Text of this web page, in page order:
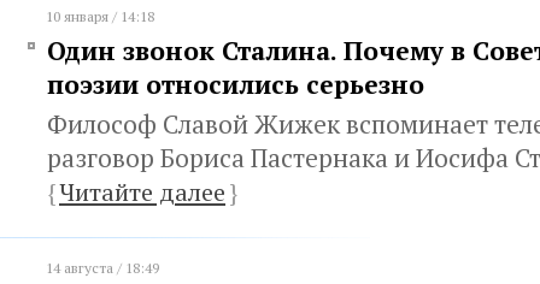
10 января / 14:18
Один звонок Сталина. Почему в
поэзии относились серьезно
Философ Славой Жижек вспоминает
разговор Бориса Пастернака и Иосифа
{Читайте далее}
14 августа / 18:49